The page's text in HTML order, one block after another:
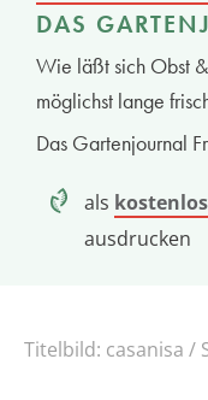
DAS
Wie läßt sich Obst
möglichst lange
Das Gartenjournal
als
ausdrucken
Titelbild: casanisa /